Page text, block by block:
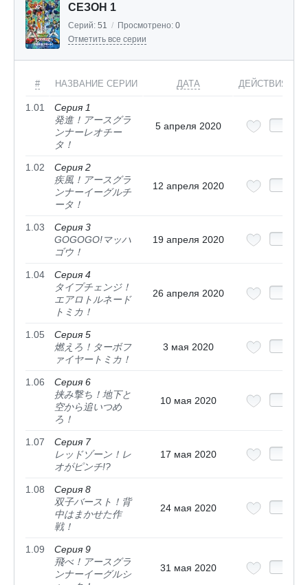
СЕЗОН 1
Серий: 51 / Просмотрено: 0
Отметить все серии
# НАЗВАНИЕ СЕРИИ ДАТА ДЕЙСТВИЯ
1.01
Серия 1
発進！アースグラ
ンナーレオチー
タ！
5 апреля 2020
1.02
Серия 2
疾風！アースグラ
ンナーイーグルチ
ータ！
12 апреля 2020
1.03
Серия 3
GOGOGO!マッハ
ゴウ！
19 апреля 2020
1.04
Серия 4
タイプチェンジ！
エアロトルネード
トミカ！
26 апреля 2020
1.05
Серия 5
燃えろ！ターボフ
ァイヤートミカ！
3 мая 2020
1.06
Серия 6
挟み撃ち！地下と
空から追いつめ
ろ！
10 мая 2020
1.07
Серия 7
レッドゾーン！レ
オがピンチ!?
17 мая 2020
1.08
Серия 8
双子バースト！背
中はまかせた作
戦！
24 мая 2020
1.09
Серия 9
飛べ！アースグラ
ンナーイーグルシ
31 мая 2020